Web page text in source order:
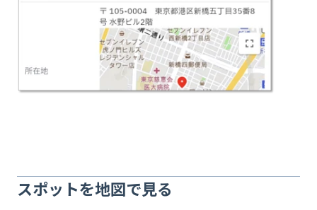
スポットを地図で見る